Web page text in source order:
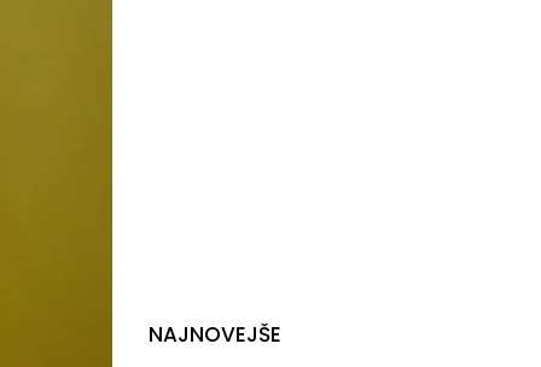
NAJNOVEJŠE